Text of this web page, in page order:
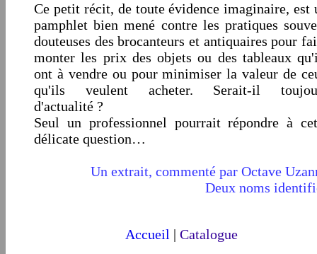
Ce petit récit, de toute évidence imaginaire, est
pamphlet bien mené contre les pratiques
douteuses des brocanteurs et antiquaires pour
monter les prix des objets ou des tableaux
ont à vendre ou pour minimiser la valeur de
qu'ils veulent acheter. Serait-il
d'actualité ?
Seul un professionnel pourrait répondre à
délicate question…
Un extrait, commenté par Octave
Deux noms
Accueil | Catalogue